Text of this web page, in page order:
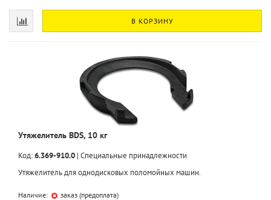
В КОРЗИНУ
Утяжелитель BDS, 10 кг
Код:6.369-910.0 | Специальные принадлежности
Утяжелитель для однодисковых поломойных машин.
Наличие: заказ (предоплата)